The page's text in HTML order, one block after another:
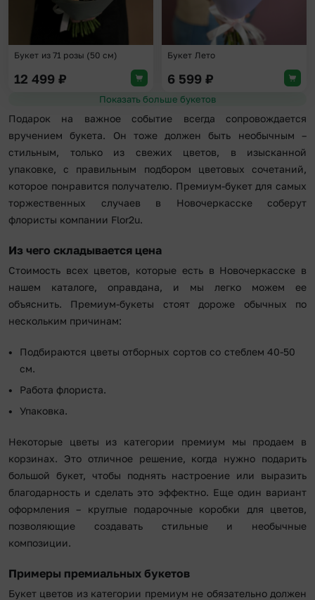
Букет из 71 розы (50 см)
12 499 ₽
Букет Лето
6 599 ₽
Показать больше букетов
Подарок на важное событие всегда сопровождается
вручением букета. Он тоже должен быть необычным –
стильным, только из свежих цветов, в изысканной
упаковке, с правильным подбором цветовых сочетаний,
которое понравится получателю. Премиум-букет для самых
торжественных случаев в Новочеркасске соберут
флористы компании Flor2u.
Из чего складывается цена
Стоимость всех цветов, которые есть в Новочеркасске в
нашем каталоге, оправдана, и мы легко можем ее
объяснить. Премиум-букеты стоят дороже обычных по
нескольким причинам:
Подбираются цветы отборных сортов со стеблем 40-50
см.
Работа флориста.
Упаковка.
Некоторые цветы из категории премиум мы продаем в
корзинах. Это отличное решение, когда нужно подарить
большой букет, чтобы поднять настроение или выразить
благодарность и сделать это эффектно. Еще один вариант
оформления – круглые подарочные коробки для цветов,
позволяющие создавать стильные и необычные
композиции.
Примеры премиальных букетов
Букет цветов из категории премиум не обязательно должен